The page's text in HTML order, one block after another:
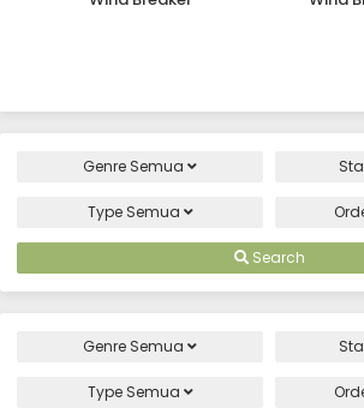
Genre Semua
Type Semua
Search
Genre Semua
Type Semua